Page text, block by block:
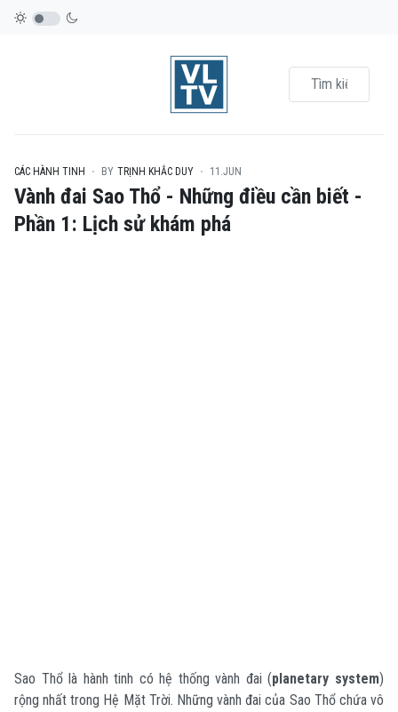
CÁC HÀNH TINH BY TRỊNH KHẮC DUY 11.JUN
Vành đai Sao Thổ - Những điều cần biết -
Phần 1: Lịch sử khám phá
Sao Thổ là hành tinh có hệ thống vành đai (planetary system)
rộng nhất trong Hệ Mặt Trời. Những vành đai của Sao Thổ chứa vô